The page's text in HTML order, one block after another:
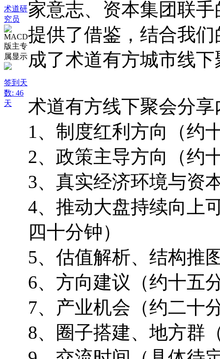
术道研
究员
签到天
数: 46
天
家意志、资本集团联
提供了借鉴，结合我
成了术道有方城市线
术道有方线下聚会分
1、制度红利方向（约
2、政策主导方向（约
3、真实经济环境与资
4、推动大盘持续向上
四十分钟）
5、估值解析、结构推
6、方向建议（约十五
7、产业机会（约二十
8、圈子搭建、地方群